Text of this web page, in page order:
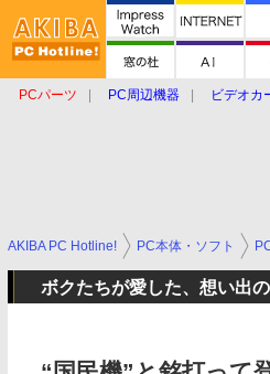
PCパーツ PC周辺機器 ビデオカ
AKIBA PC Hotline! PC本体・ソフト
ボクたちが愛した、想い出